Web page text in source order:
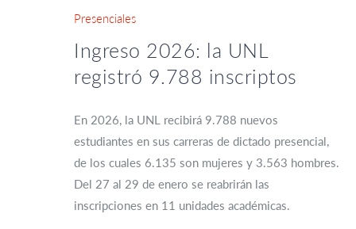
Presenciales
Ingreso 2026: la UNL
registró 9.788 inscriptos
En 2026, la UNL recibirá 9.788 nuevos
estudiantes en sus carreras de dictado presencial,
de los cuales 6.135 son mujeres y 3.563 hombres.
Del 27 al 29 de enero se reabrirán las
inscripciones en 11 unidades académicas.